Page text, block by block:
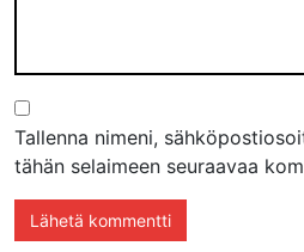
Tallenna nimeni,
tähän selaimeen seuraavaa